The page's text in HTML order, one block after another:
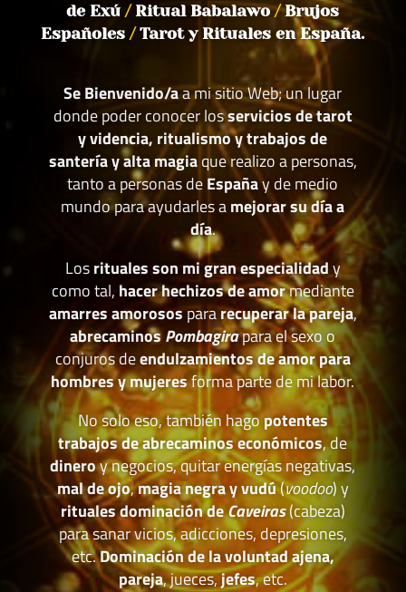
de Exú/Ritual Babalawo/Brujos
Españoles/Tarot y Rituales en España.
Se Bienvenido/aa mi sitio Web; un lugar
donde poder conocer losservicios de tarot
y videncia, ritualismo y trabajos de
santería y alta magiaque realizo a personas,
tanto a personas deEspañay de medio
mundo para ayudarles amejorar su día a
día.
Losrituales son mi gran especialidady
como tal, hacer hechizos de amormediante
amarres amorosospararecuperar la pareja,
abrecaminosPombagirapara el sexo o
conjuros deendulzamientos de amor para
hombres y mujeresforma parte de mi labor.
No solo eso, también hagopotentes
trabajos de abrecaminos económicos, de
dineroy negocios, quitar energías negativas,
mal de ojo,magia negra y vudú(voodoo) y
rituales dominación deCaveiras(cabeza)
para sanar vicios, adicciones, depresiones,
etc.Dominación de la voluntad ajena,
pareja, jueces,jefes, etc.